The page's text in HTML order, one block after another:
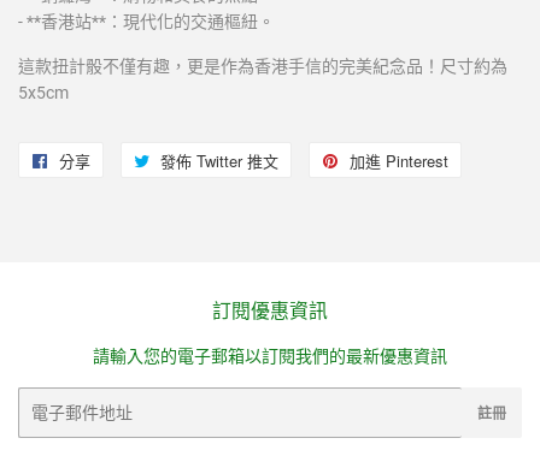
- **香港站**：現代化的交通樞紐。
這款扭計骰不僅有趣，更是作為香港手信的完美紀念品！尺寸約為
5x5cm
分享 發佈 Twitter 推文
佈
加進 Pinterest
訂閱優惠資訊
請輸入您的電子郵箱以訂閱我們的最新優惠資訊
電
註冊